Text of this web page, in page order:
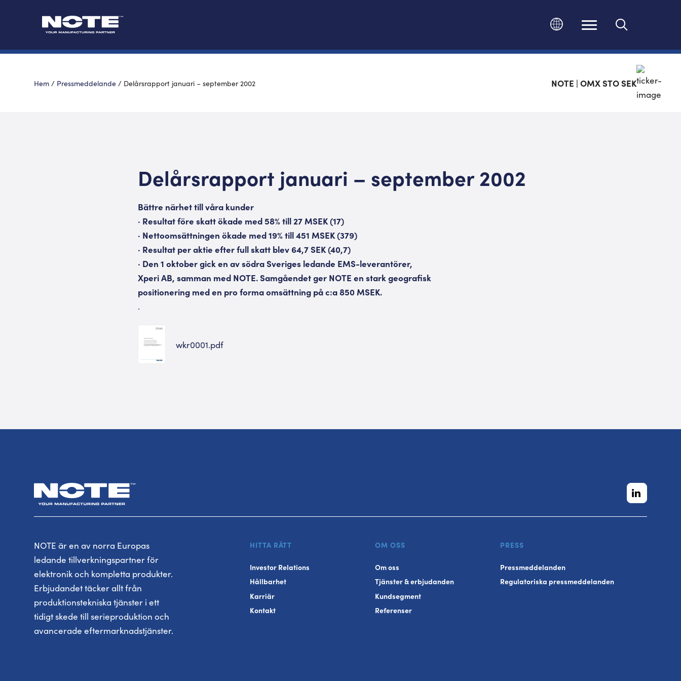
Ändra språk
Hem / Pressmeddelande / Delårsrapport januari – september 2002 NOTE | OMX STO SEK
Delårsrapport januari – september 2002
Bättre närhet till våra kunder
· Resultat före skatt ökade med 58% till 27 MSEK (17)
· Nettoomsättningen ökade med 19% till 451 MSEK (379)
· Resultat per aktie efter full skatt blev 64,7 SEK (40,7)
· Den 1 oktober gick en av södra Sveriges ledande EMS-leverantörer,
Xperi AB, samman med NOTE. Samgåendet ger NOTE en stark geografisk
positionering med en pro forma omsättning på c:a 850 MSEK.
.
wkr0001.pdf
NOTE är en av norra Europas
ledande tillverkningspartner för
elektronik och kompletta produkter.
Erbjudandet täcker allt från
produktionstekniska tjänster i ett
tidigt skede till serieproduktion och
avancerade eftermarknadstjänster.
HITTA RÄTT
Investor Relations
Hållbarhet
Karriär
Kontakt
OM OSS
Om oss
Tjänster & erbjudanden
Kundsegment
Referenser
PRESS
Pressmeddelanden
Regulatoriska pressmeddelanden